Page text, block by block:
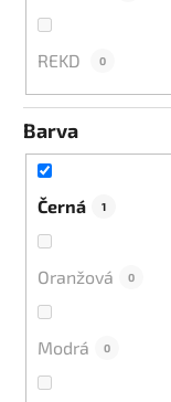
REKD 0
Barva
Černá 1
Oranžová 0
Modrá 0